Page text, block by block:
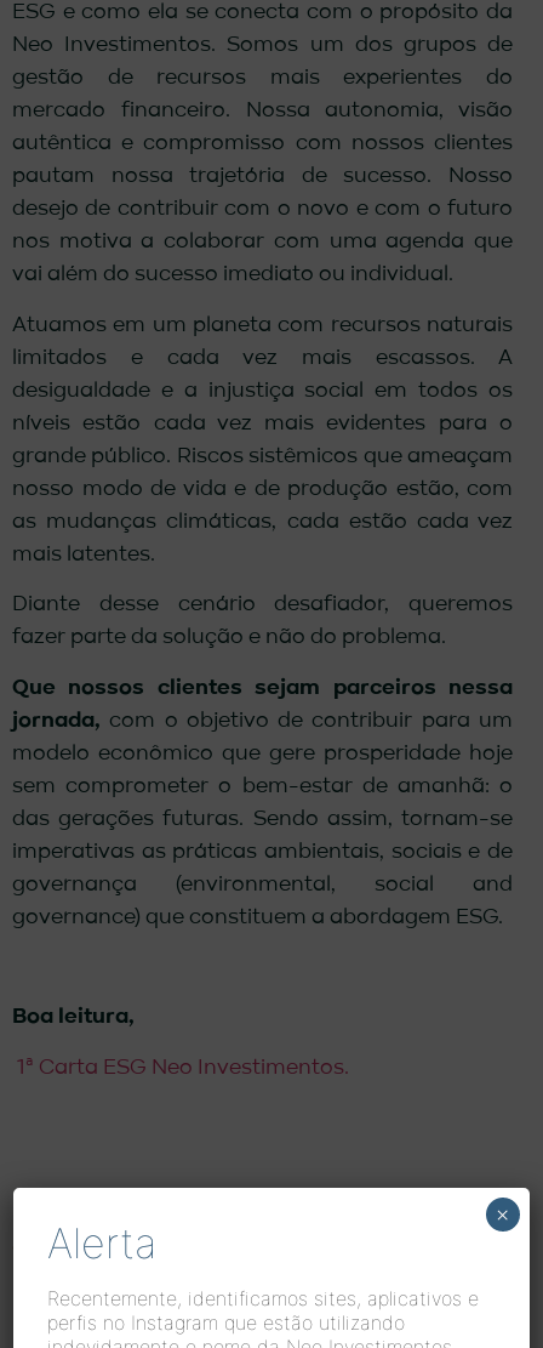
ESG e como ela se conecta com o propósito da
Neo Investimentos. Somos um dos grupos de
gestão de recursos mais experientes do
mercado financeiro. Nossa autonomia, visão
autêntica e compromisso com nossos clientes
pautam nossa trajetória de sucesso. Nosso
desejo de contribuir com o novo e com o futuro
nos motiva a colaborar com uma agenda que
vai além do sucesso imediato ou individual.
Atuamos em um planeta com recursos naturais
limitados e cada vez mais escassos. A
desigualdade e a injustiça social em todos os
níveis estão cada vez mais evidentes para o
grande público. Riscos sistêmicos que ameaçam
nosso modo de vida e de produção estão, com
as mudanças climáticas, cada estão cada vez
mais latentes.
Diante desse cenário desafiador, queremos
fazer parte da solução e não do problema.
Que nossos clientes sejam parceiros nessa
jornada, com o objetivo de contribuir para um
modelo econômico que gere prosperidade hoje
sem comprometer o bem-estar de amanhã: o
das gerações futuras. Sendo assim, tornam-se
imperativas as práticas ambientais, sociais e de
governança (environmental, social and
governance) que constituem a abordagem ESG.
Boa leitura,
1ª Carta ESG Neo Investimentos.
Nosso Conteúdo
Conteúdo para todo tipo de investidor
Alerta
Recentemente, identificamos sites, aplicativos e
perfis no Instagram que estão utilizando
×